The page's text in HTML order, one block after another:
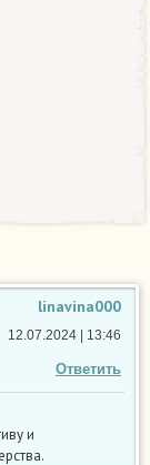
linavina000
Ответить
12.07.2024 | 13:46
и